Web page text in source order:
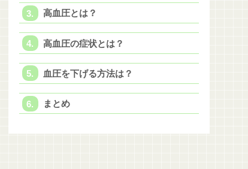
高血圧とは？
高血圧の症状とは？
血圧を下げる方法は？
まとめ